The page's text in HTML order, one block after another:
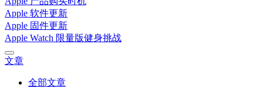
Apple 软件更新
Apple 固件更新
Apple Watch 限量版健身挑战
文章
全部文章